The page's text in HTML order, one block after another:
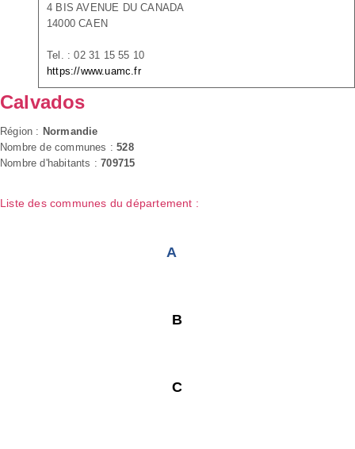
4 BIS AVENUE DU CANADA
14000 CAEN
Tel. : 02 31 15 55 10
https://www.uamc.fr
Calvados
Région : Normandie
Nombre de communes :528
Nombre d'habitants :709715
Liste des communes du département :
A
B
C